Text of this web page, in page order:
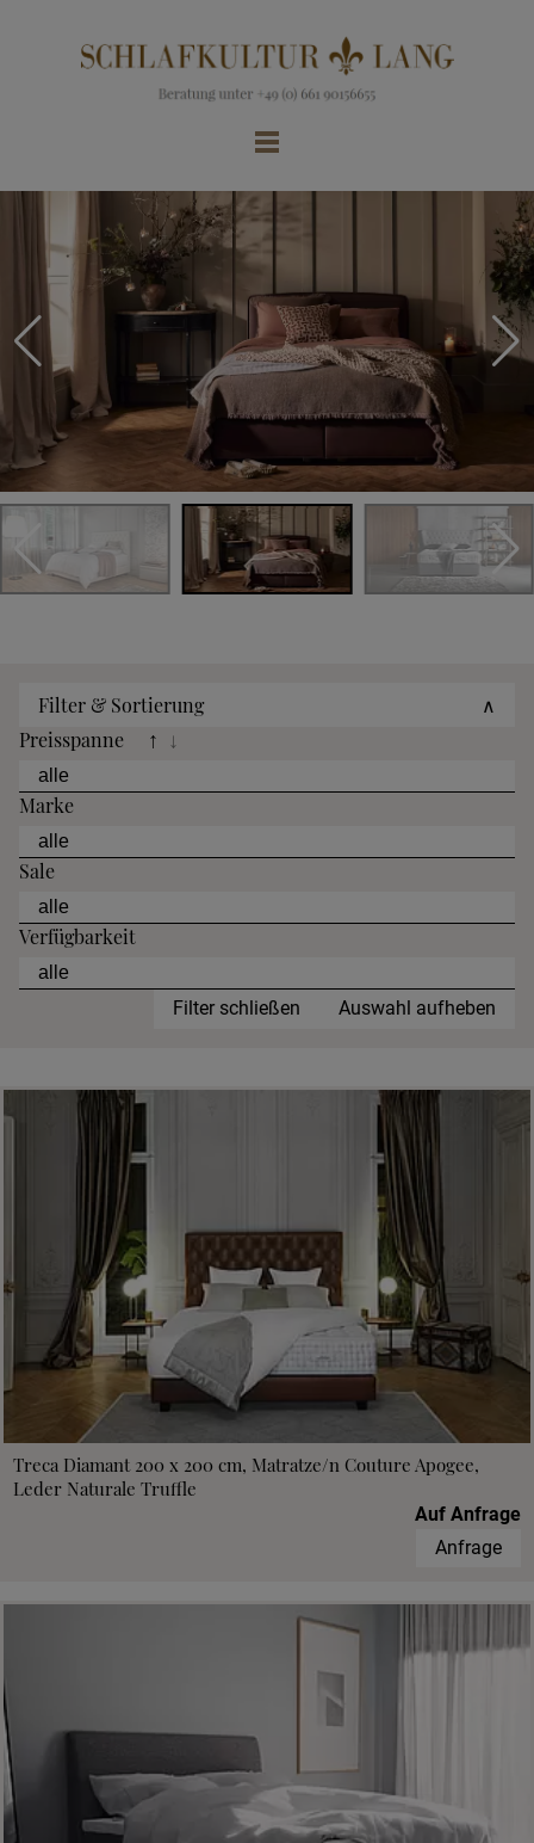
Filter & Sortierung
∧
Preisspanne
↑ ↓
Marke
Sale
Verfügbarkeit
Filter schließen Auswahl aufheben
Treca Diamant 200 x 200 cm, Matratze/n Couture Apogee,
Leder Naturale Truffle
Auf Anfrage
Anfrage